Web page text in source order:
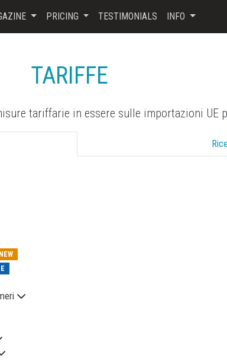
PRICING TESTIMONIALS INFO
TARIFFE
tariffarie in essere sulle importazioni UE
NEW